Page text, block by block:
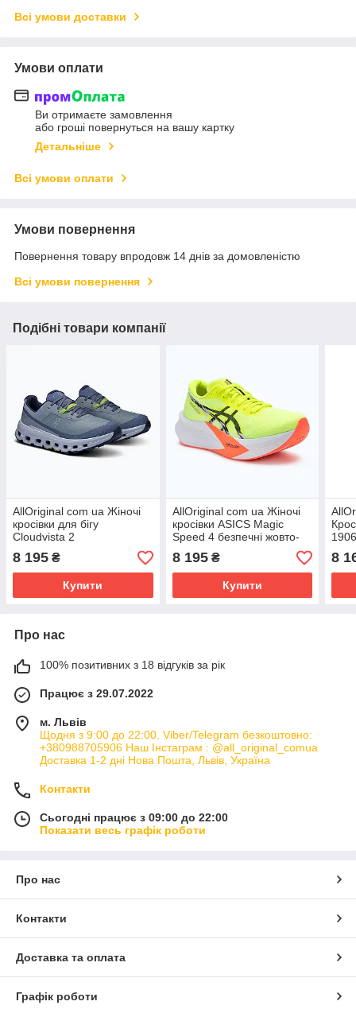
Всі умови доставки
Умови оплати
Ви отримаєте замовлення
або гроші повернуться на вашу картку
Детальніше
Всі умови оплати
Умови повернення
Повернення товару впродовж 14 днів за домовленістю
Всі умови повернення
Подібні товари компанії
AllOriginal com ua Жіночі
кросівки для бігу
Cloudvista 2
водонепроникні туман/
верес РОЗМІРИ
ЗАПИТУЙТЕ
8 195 ₴
Купити
AllOriginal com ua Жіночі
кросівки ASICS Magic
Speed 4 безпечні жовто-
чорні РОЗМІРИ
ЗАПИТУЙТЕ
8 195₴
Купити
8
Про нас
100% позитивних з 18 відгуків за рік
Працює з 29.07.2022
м. Львів
Щодня з 9:00 до 22:00. Viber/Telegram безкоштовно:
+380988705906 Наш Інстаграм : @all_original_comua
Доставка 1-2 дні Нова Пошта, Львів, Україна
Контакти
Сьогодні працює з 09:00 до 22:00
Показати весь графік роботи
Про нас
Контакти
Доставка та оплата
Графік роботи